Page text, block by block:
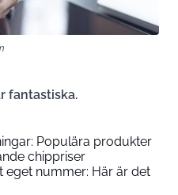
fantastiska.
Populära produkter
chippriser
eget nummer: Här är det